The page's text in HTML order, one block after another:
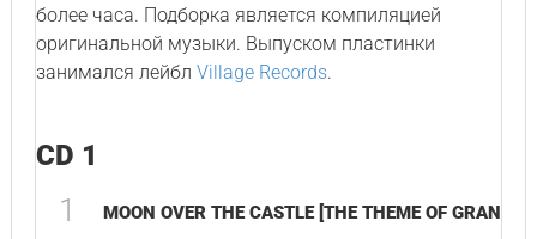
более часа. Подборка является компиляцией
оригинальной музыки. Выпуском пластинки
занимался лейбл Village Records.
CD 1
1 MOON OVER THE CASTLE [THE THEME OF GRAN